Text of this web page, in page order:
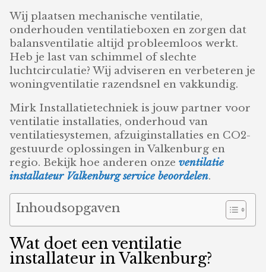
Wij plaatsen mechanische ventilatie,
onderhouden ventilatieboxen en zorgen dat
balansventilatie altijd probleemloos werkt.
Heb je last van schimmel of slechte
luchtcirculatie? Wij adviseren en verbeteren je
woningventilatie razendsnel en vakkundig.
Mirk Installatietechniek is jouw partner voor
ventilatie installaties, onderhoud van
ventilatiesystemen, afzuiginstallaties en CO2-
gestuurde oplossingen in Valkenburg en
regio. Bekijk hoe anderen onzeventilatie
installateur Valkenburg service beoordelen.
Inhoudsopgaven
Wat doet een ventilatie
installateur in Valkenburg?